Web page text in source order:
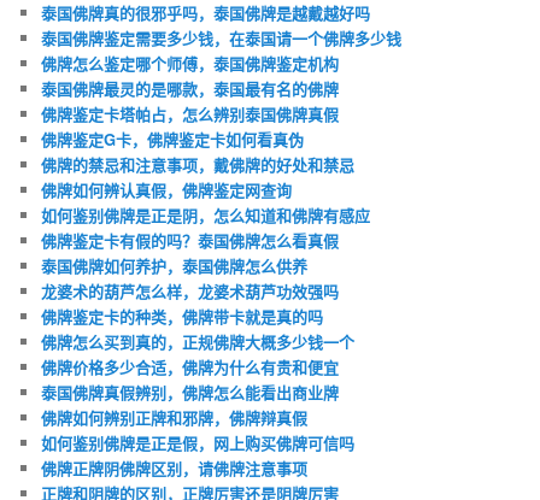
泰国佛牌真的很邪乎吗，泰国佛牌是越戴越好吗
泰国佛牌鉴定需要多少钱，在泰国请一个佛牌多少钱
佛牌怎么鉴定哪个师傅，泰国佛牌鉴定机构
泰国佛牌最灵的是哪款，泰国最有名的佛牌
佛牌鉴定卡塔帕占，怎么辨别泰国佛牌真假
佛牌鉴定G卡，佛牌鉴定卡如何看真伪
佛牌的禁忌和注意事项，戴佛牌的好处和禁忌
佛牌如何辨认真假，佛牌鉴定网查询
如何鉴别佛牌是正是阴，怎么知道和佛牌有感应
佛牌鉴定卡有假的吗？泰国佛牌怎么看真假
泰国佛牌如何养护，泰国佛牌怎么供养
龙婆术的葫芦怎么样，龙婆术葫芦功效强吗
佛牌鉴定卡的种类，佛牌带卡就是真的吗
佛牌怎么买到真的，正规佛牌大概多少钱一个
佛牌价格多少合适，佛牌为什么有贵和便宜
泰国佛牌真假辨别，佛牌怎么能看出商业牌
佛牌如何辨别正牌和邪牌，佛牌辩真假
如何鉴别佛牌是正是假，网上购买佛牌可信吗
佛牌正牌阴佛牌区别，请佛牌注意事项
正牌和阴牌的区别，正牌厉害还是阴牌厉害